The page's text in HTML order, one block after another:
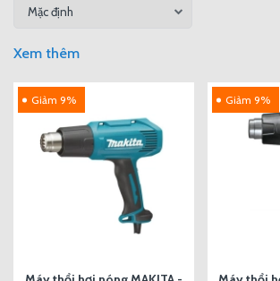
Xem thêm
Giảm 9% Giảm 9%